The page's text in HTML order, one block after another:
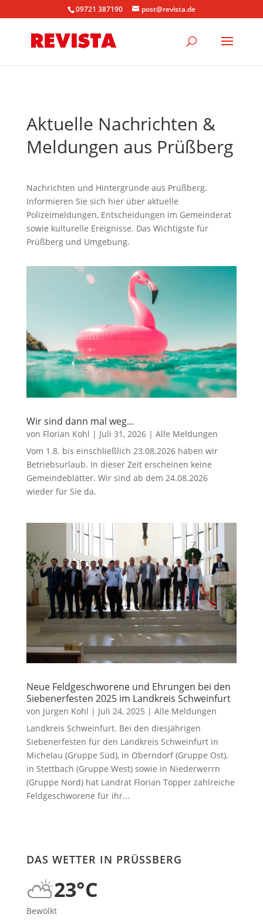
09721 387190 post@revista.de
Aktuelle Nachrichten &
Meldungen aus Prüßberg
Nachrichten und Hintergründe aus Prüßberg.
Informieren Sie sich hier über aktuelle
Polizeimeldungen, Entscheidungen im Gemeinderat
sowie kulturelle Ereignisse. Das Wichtigste für
Prüßberg und Umgebung.
Wir sind dann mal weg…
von Florian Kohl | Juli 31, 2026| Alle Meldungen
Vom 1.8. bis einschließlich 23.08.2026 haben wir
Betriebsurlaub. In dieser Zeit erscheinen keine
Gemeindeblätter. Wir sind ab dem 24.08.2026
wieder für Sie da.
Neue Feldgeschworene und Ehrungen bei den
Siebenerfesten 2025 im Landkreis Schweinfurt
von Jürgen Kohl | Juli 24, 2025 | Alle Meldungen
Landkreis Schweinfurt. Bei den diesjährigen
Siebenerfesten für den Landkreis Schweinfurt in
Michelau (Gruppe Süd), in Oberndorf (Gruppe Ost),
in Stettbach (Gruppe West) sowie in Niederwerrn
(Gruppe Nord) hat Landrat Florian Töpper zahlreiche
Feldgeschworene für ihr...
DAS WETTER IN PRÜSSBERG
⛅23°C
Bewölkt